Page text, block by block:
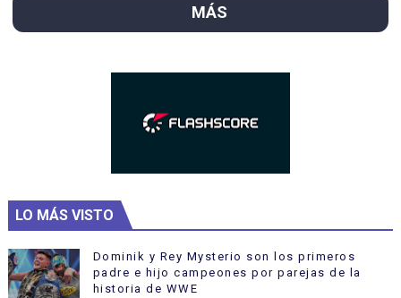
MÁS
LO MÁS VISTO
Dominik y Rey Mysterio son los primeros
padre e hijo campeones por parejas de la
historia de WWE